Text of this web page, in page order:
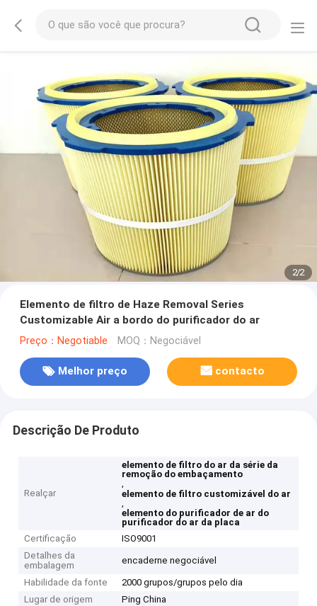
2/2
Elemento de filtro de Haze Removal Series
Customizable Air a bordo do purificador do ar
Preço：Negotiable MOQ：Negociável
Melhor preço contacto
Descrição De Produto
Realçar
elemento de filtro do ar da série da
remoção do embaçamento
,
elemento de filtro customizável do ar
,
elemento do purificador de ar do
purificador do ar da placa
Certificação
ISO9001
Detalhes da
embalagem
encaderne negociável
Habilidade da fonte
2000 grupos/grupos pelo dia
Lugar de origem
Ping China